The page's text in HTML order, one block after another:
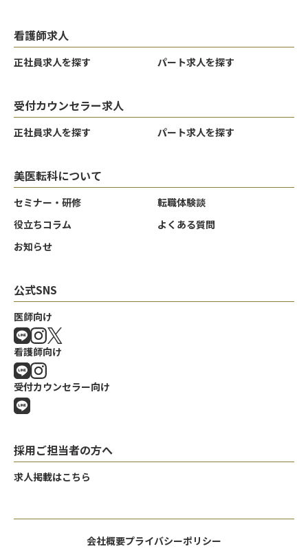
看護師求人
正社員求人を探す パート求人を探す
受付カウンセラー求人
正社員求人を探す パート求人を探す
美医転科について
セミナー・研修
転職体験談
役立ちコラム
よくある質問
お知らせ
公式SNS
医師向け
看護師向け
受付カウンセラー向け
採用ご担当者の方へ
求人掲載はこちら
会社概要プライバシーポリシー